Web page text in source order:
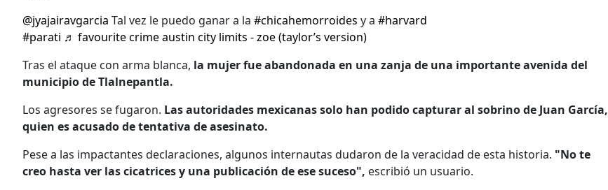
@jyajairavgarcia Tal vez le puedo ganar a la #chicahemorroides y a #harvard
#parati ♬ favourite crime austin city limits - zoe (taylor’s version)
Tras el ataque con arma blanca, la mujer fue abandonada en una zanja de una importante avenida del
municipio de Tlalnepantla.
Los agresores se fugaron. Las autoridades mexicanas solo han podido capturar al sobrino de Juan García,
quien es acusado de tentativa de asesinato.
Pese a las impactantes declaraciones, algunos internautas dudaron de la veracidad de esta historia. "No te
creo hasta ver las cicatrices y una publicación de ese suceso", escribió un usuario.